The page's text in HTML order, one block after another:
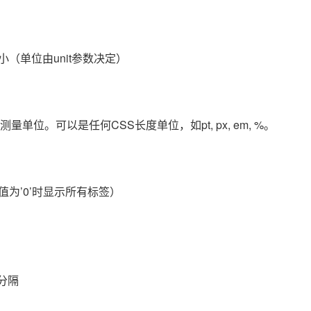
单位由unit参数决定）
量单位。可以是任何CSS长度单位，如pt, px, em, %。
’0’时显示所有标签）
隔